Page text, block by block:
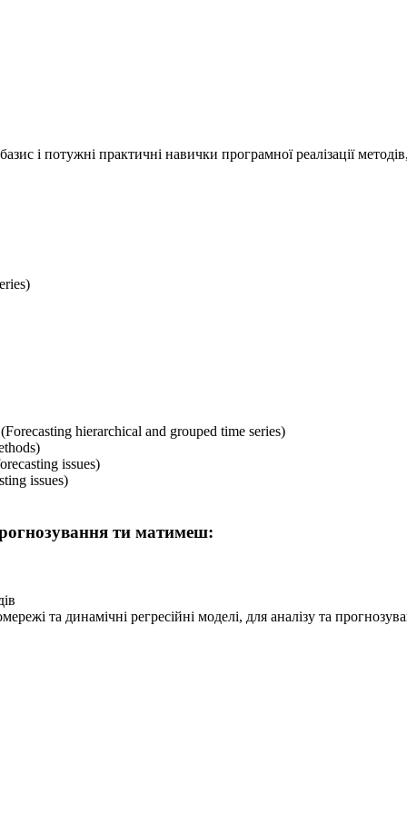
і потужні практичні навички програмної реалізації
hierarchical and grouped time series)
issues)
issues)
ти матимеш:
та динамічні регресійні моделі, для аналізу та